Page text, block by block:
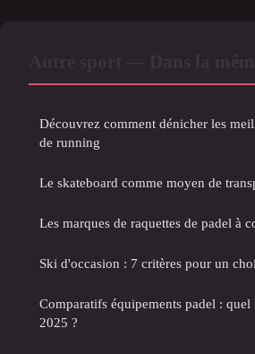
Découvrez comment dénicher les
de running
Le skateboard comme moyen de
Les marques de raquettes de padel à
Ski d'occasion : 7 critères pour un
Comparatifs équipements padel :
2025 ?